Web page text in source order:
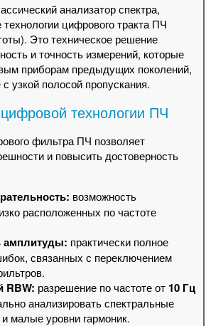
анализатор спектра,
цифрового тракта ПЧ
Это техническое решение
и точность измерений, которые
приборам предыдущих поколений,
узкой полосой пропускания.
технологии ПЧ
фильтра ПЧ позволяет
и повысить достоверность
возможность
расположенных по частоте
амплитуды: практически полное
связанных с переключением
разрешение по частоте от 10 Гц
анализировать спектральные
малые уровни гармоник.